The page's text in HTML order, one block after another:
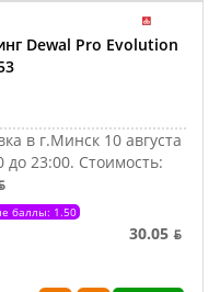
Dewal Pro Evolution
в г.Минск 10 августа
до 23:00. Стоимость:
баллы: 1.50
30.05 ƃ